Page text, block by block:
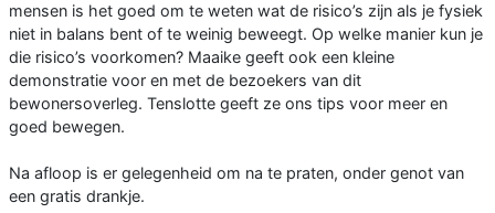
mensen is het goed om te weten wat de risico’s zijn als je fysiek
niet in balans bent of te weinig beweegt. Op welke manier kun je
die risico’s voorkomen? Maaike geeft ook een kleine
demonstratie voor en met de bezoekers van dit
bewonersoverleg. Tenslotte geeft ze ons tips voor meer en
goed bewegen.
Na afloop is er gelegenheid om na te praten, onder genot van
een gratis drankje.